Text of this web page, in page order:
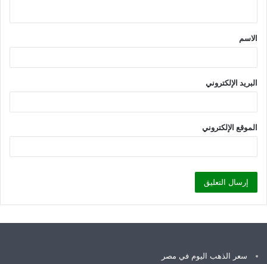
ق
*
الاسم
البريد الإلكتروني
الموقع الإلكتروني
سعر الذهب اليوم في مصر